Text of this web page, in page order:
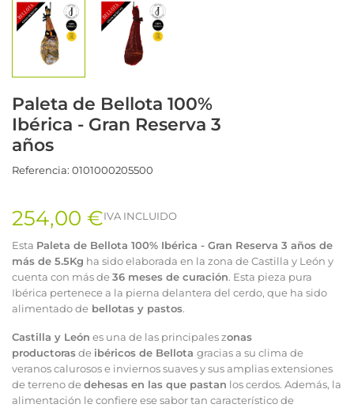
Paleta de Bellota 100%
Ibérica - Gran Reserva 3
años
Referencia: 0101000205500
254,00 €IVA INCLUIDO
Esta Paleta de Bellota 100% Ibérica - Gran Reserva 3 años de
más de 5.5Kg ha sido elaborada en la zona de Castilla y León y
cuenta con más de36 meses de curación. Esta pieza pura
Ibérica pertenece a la pierna delantera del cerdo, que ha sido
alimentado de bellotas y pastos.
Castilla y León es una de las principales zonas
productorasde ibéricos de Bellota gracias a su clima de
veranos calurosos e inviernos suaves y sus amplias extensiones
de terreno dedehesas en las que pastan los cerdos. Además, la
alimentación le confiere ese sabor tan característico de